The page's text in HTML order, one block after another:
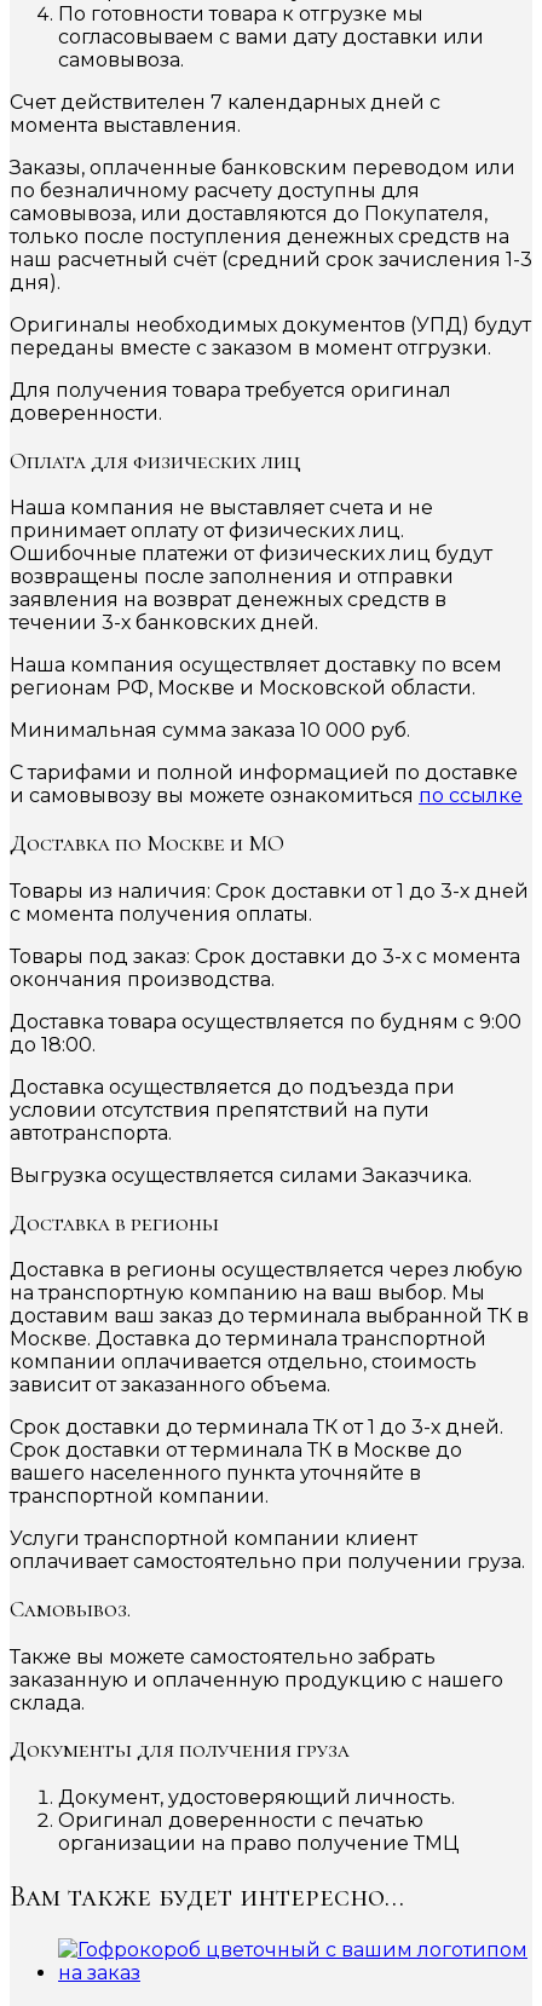
По готовности товара к отгрузке мы
согласовываем с вами дату доставки или
самовывоза.
Счет действителен 7 календарных дней с
момента выставления.
Заказы, оплаченные банковским переводом или
по безналичному расчету доступны для
самовывоза, или доставляются до Покупателя,
только после поступления денежных средств на
наш расчетный счёт (средний срок зачисления 1-3
дня).
Оригиналы необходимых документов (УПД) будут
переданы вместе с заказом в момент отгрузки.
Для получения товара требуется оригинал
доверенности.
Оплата для физических лиц
Наша компания не выставляет счета и не
принимает оплату от физических лиц.
Ошибочные платежи от физических лиц будут
возвращены после заполнения и отправки
заявления на возврат денежных средств в
течении 3-х банковских дней.
Наша компания осуществляет доставку по всем
регионам РФ, Москве и Московской области.
Минимальная сумма заказа 10 000 руб.
С тарифами и полной информацией по доставке
и самовывозу вы можете ознакомиться по ссылке
Доставка по Москве и МО
Товары из наличия: Срок доставки от 1 до 3-х дней
с момента получения оплаты.
Товары под заказ: Срок доставки до 3-х с момента
окончания производства.
Доставка товара осуществляется по будням с 9:00
до 18:00.
Доставка осуществляется до подъезда при
условии отсутствия препятствий на пути
автотранспорта.
Выгрузка осуществляется силами Заказчика.
Доставка в регионы
Доставка в регионы осуществляется через любую
на транспортную компанию на ваш выбор. Мы
доставим ваш заказ до терминала выбранной ТК в
Москве. Доставка до терминала транспортной
компании оплачивается отдельно, стоимость
зависит от заказанного объема.
Срок доставки до терминала ТК от 1 до 3-х дней.
Срок доставки от терминала ТК в Москве до
вашего населенного пункта уточняйте в
транспортной компании.
Услуги транспортной компании клиент
оплачивает самостоятельно при получении груза.
Самовывоз.
Также вы можете самостоятельно забрать
заказанную и оплаченную продукцию с нашего
склада.
Документы для получения груза
Документ, удостоверяющий личность.
Оригинал доверенности с печатью
организации на право получение ТМЦ
Вам также будет интересно…